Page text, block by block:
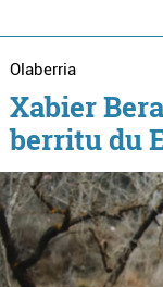
Olaberria
Xabier
berritu du